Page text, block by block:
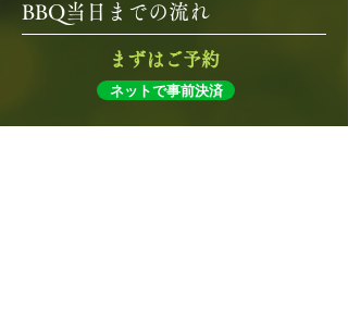
BBQ当日までの流れ
まずはご予約
ネットで事前決済